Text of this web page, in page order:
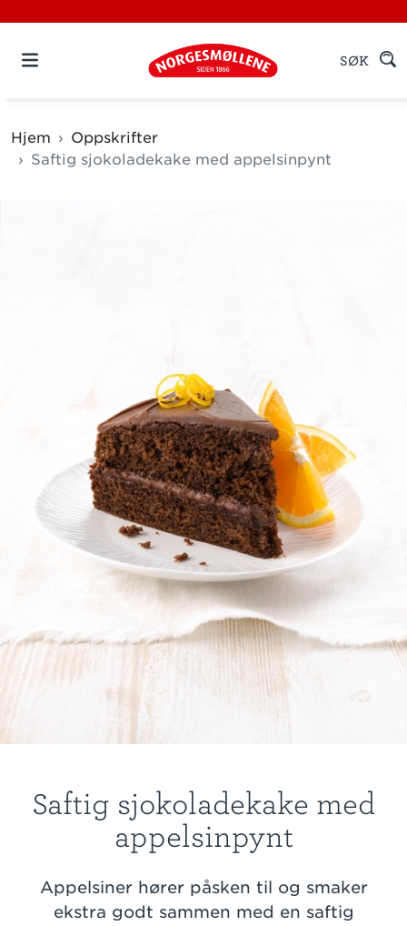
SØK
Hjem
Oppskrifter
Saftig sjokoladekake med appelsinpynt
Saftig sjokoladekake med
appelsinpynt
Appelsiner hører påsken til og smaker
ekstra godt sammen med en saftig